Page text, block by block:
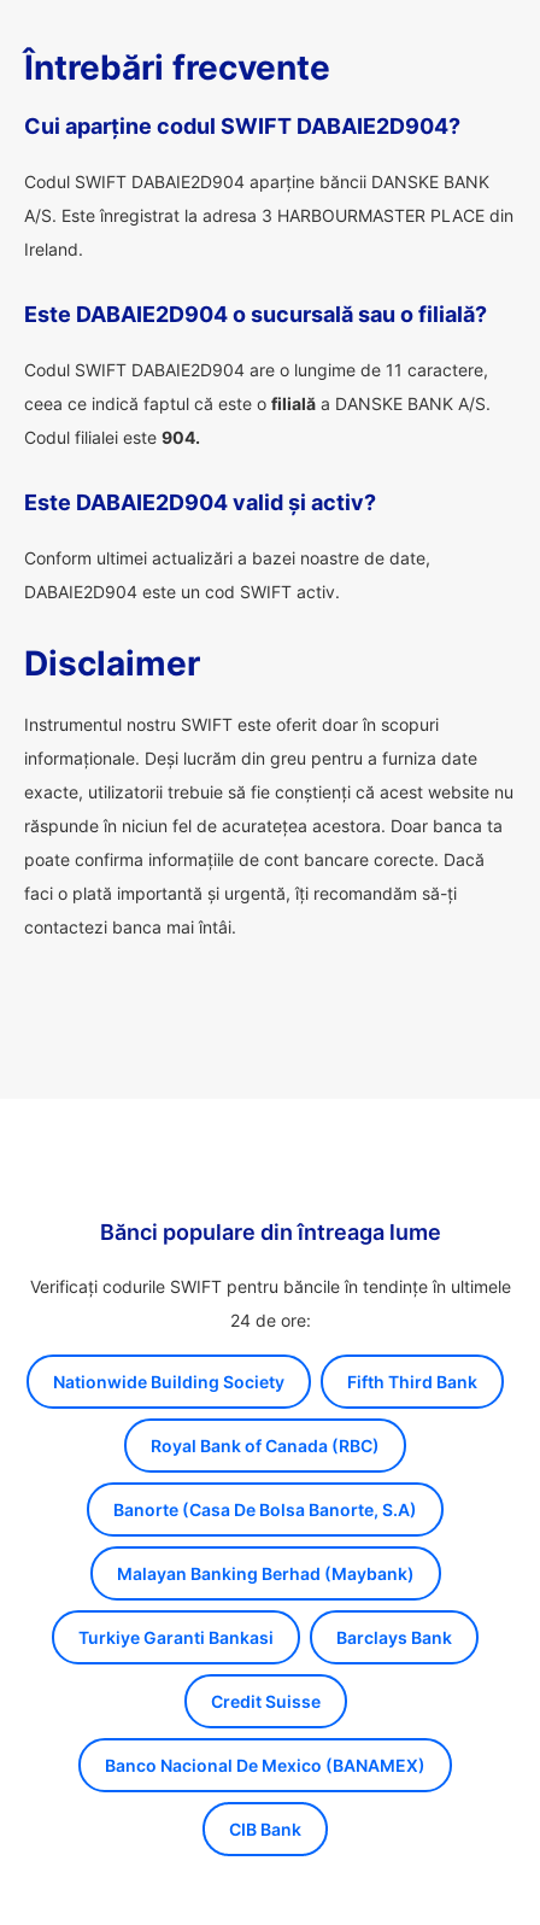
Întrebări frecvente
Cui aparține codul SWIFT DABAIE2D904?
Codul SWIFT DABAIE2D904 aparține băncii DANSKE BANK
A/S. Este înregistrat la adresa 3 HARBOURMASTER PLACE din
Ireland.
Este DABAIE2D904 o sucursală sau o filială?
Codul SWIFT DABAIE2D904 are o lungime de 11 caractere,
ceea ce indică faptul că este o filială a DANSKE BANK A/S.
Codul filialei este 904.
Este DABAIE2D904 valid și activ?
Conform ultimei actualizări a bazei noastre de date,
DABAIE2D904 este un cod SWIFT activ.
Disclaimer
Instrumentul nostru SWIFT este oferit doar în scopuri
informaționale. Deși lucrăm din greu pentru a furniza date
exacte, utilizatorii trebuie să fie conștienți că acest website nu
răspunde în niciun fel de acuratețea acestora. Doar banca ta
poate confirma informațiile de cont bancare corecte. Dacă
faci o plată importantă și urgentă, îți recomandăm să-ți
contactezi banca mai întâi.
Bănci populare din întreaga lume
Verificați codurile SWIFT pentru băncile în tendințe în ultimele
24 de ore:
Nationwide Building Society Fifth Third Bank
Royal Bank of Canada (RBC)
Banorte (Casa De Bolsa Banorte, S.A)
Malayan Banking Berhad (Maybank)
Turkiye Garanti Bankasi Barclays Bank
Credit Suisse
Banco Nacional De Mexico (BANAMEX)
CIB Bank